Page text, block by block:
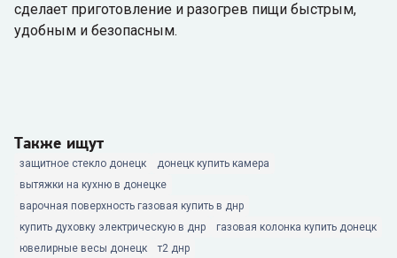
сделает приготовление и разогрев пищи быстрым,
удобным и безопасным.
Также ищут
защитное стекло донецк
донецк купить камера
вытяжки на кухню в донецке
варочная поверхность газовая купить в днр
купить духовку электрическую в днр
газовая колонка купить донецк
ювелирные весы донецк
т2 днр